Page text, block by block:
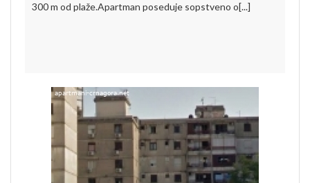
300 m od plaže.Apartman poseduje sopstveno o[...]